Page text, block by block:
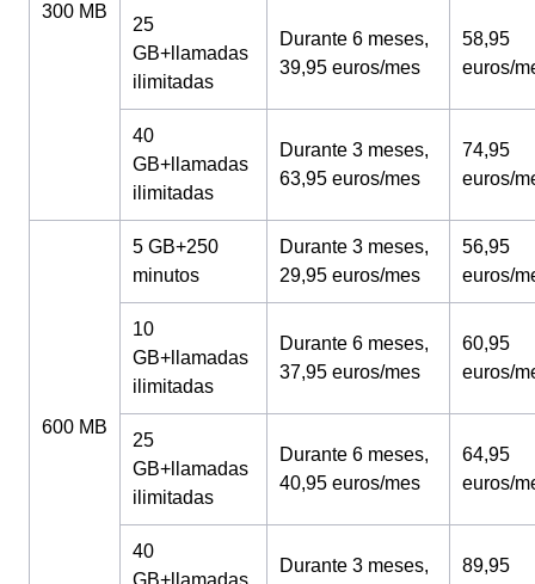
300 MB
25
GB+llamadas
ilimitadas
Durante 6 meses,
39,95 euros/mes
58,95
euros/
40
GB+llamadas
ilimitadas
Durante 3 meses,
63,95 euros/mes
74,95
euros/
600 MB
5 GB+250
minutos
Durante 3 meses,
29,95 euros/mes
56,95
euros/
10
GB+llamadas
ilimitadas
Durante 6 meses,
37,95 euros/mes
60,95
euros/
25
GB+llamadas
ilimitadas
Durante 6 meses,
40,95 euros/mes
64,95
euros/
40
GB+llamadas
Durante 3 meses, 89,95